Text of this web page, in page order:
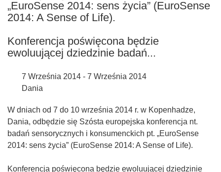
„EuroSense 2014: sens życia” (EuroSense
2014: A Sense of Life).
Konferencja poświęcona będzie
ewoluującej dziedzinie badań...
7 Września 2014 - 7 Września 2014
Dania
W dniach od 7 do 10 września 2014 r. w Kopenhadze,
Dania, odbędzie się Szósta europejska konferencja nt.
badań sensorycznych i konsumenckich pt. „EuroSense
2014: sens życia” (EuroSense 2014: A Sense of Life).
Konferencja poświęcona będzie ewoluującej dziedzinie